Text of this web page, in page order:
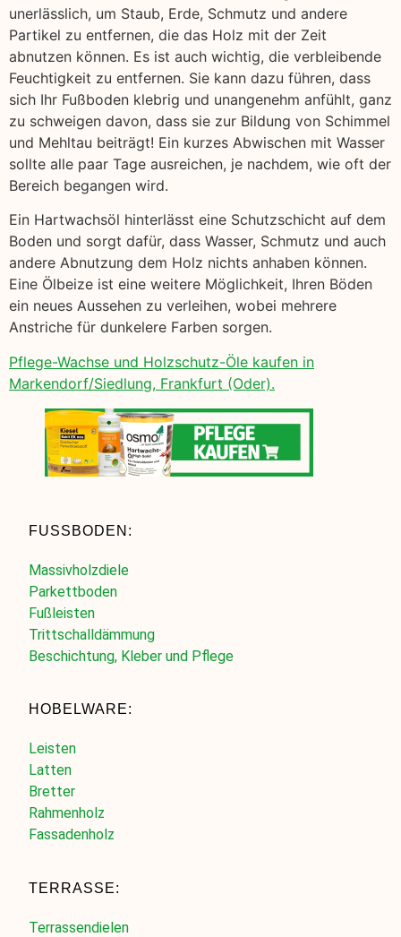
unerlässlich, um Staub, Erde, Schmutz und andere
Partikel zu entfernen, die das Holz mit der Zeit
abnutzen können. Es ist auch wichtig, die verbleibende
Feuchtigkeit zu entfernen. Sie kann dazu führen, dass
sich Ihr Fußboden klebrig und unangenehm anfühlt, ganz
zu schweigen davon, dass sie zur Bildung von Schimmel
und Mehltau beiträgt! Ein kurzes Abwischen mit Wasser
sollte alle paar Tage ausreichen, je nachdem, wie oft der
Bereich begangen wird.
Ein Hartwachsöl hinterlässt eine Schutzschicht auf dem
Boden und sorgt dafür, dass Wasser, Schmutz und auch
andere Abnutzung dem Holz nichts anhaben können.
Eine Ölbeize ist eine weitere Möglichkeit, Ihren Böden
ein neues Aussehen zu verleihen, wobei mehrere
Anstriche für dunkelere Farben sorgen.
Pflege-Wachse und Holzschutz-Öle kaufen in
Markendorf/Siedlung, Frankfurt (Oder).
FUSSBODEN:
Massivholzdiele
Parkettboden
Fußleisten
Trittschalldämmung
Beschichtung, Kleber und Pflege
HOBELWARE:
Leisten
Latten
Bretter
Rahmenholz
Fassadenholz
TERRASSE:
Terrassendielen